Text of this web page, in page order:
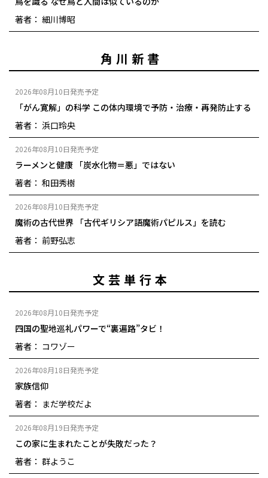
著者： 細川博昭
角川新書
2026年08月10日発売予定
「がん寛解」の科学 この体内環境で予防・治療・再発防止する
著者： 浜口玲央
2026年08月10日発売予定
ラーメンと健康 「炭水化物＝悪」ではない
著者： 和田秀樹
2026年08月10日発売予定
魔術の古代世界 「古代ギリシア語魔術パピルス」を読む
著者： 前野弘志
文芸単行本
2026年08月10日発売予定
四国の聖地巡礼パワーで“裏遍路”タビ！
著者： コワゾー
2026年08月18日発売予定
家族信仰
著者： まだ学校だよ
2026年08月19日発売予定
この家に生まれたことが失敗だった？
著者： 群ようこ